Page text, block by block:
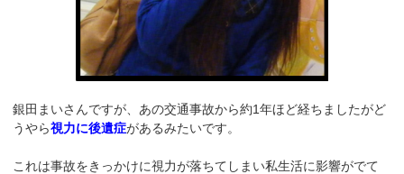
銀田まいさんですが、あの交通事故から約1年ほど経ちましたがど
うやら視力に後遺症があるみたいです。
これは事故をきっかけに視力が落ちてしまい私生活に影響がでて